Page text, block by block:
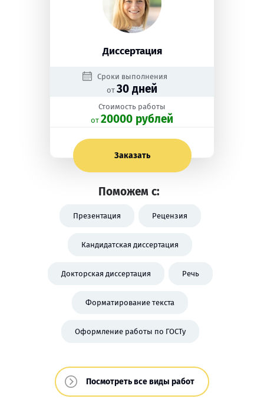
Диссертация
Сроки выполнения
от 30 дней
Стоимость работы
oт 20000 рублей
Заказать
Поможем с:
Презентация Рецензия
Кандидатская диссертация
Докторская диссертация Речь
Форматирование текста
Оформление работы по ГОСТу
Посмотреть все виды работ